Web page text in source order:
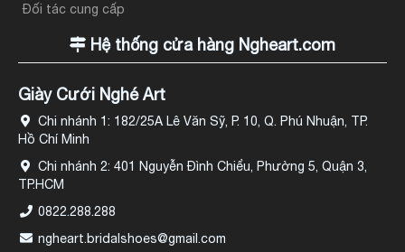
Đối tác cung cấp
Hệ thống cửa hàng Ngheart.com
Giày Cưới Nghé Art
Chi nhánh 1: 182/25A Lê Văn Sỹ, P. 10, Q. Phú Nhuận, TP.
Hồ Chí Minh
Chi nhánh 2: 401 Nguyễn Đình Chiểu, Phường 5, Quận 3,
TP.HCM
0822.288.288
ngheart.bridalshoes@gmail.com